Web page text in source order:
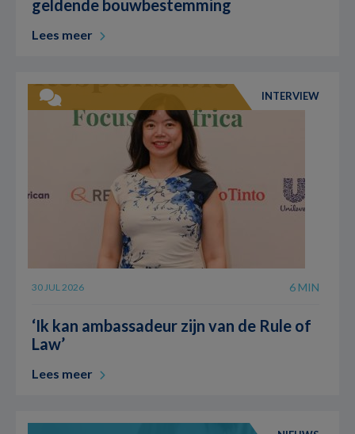
geldende bouwbestemming
Lees meer
INTERVIEW
30 JUL 2026 6 MIN
‘Ik kan ambassadeur zijn van de Rule of
Law’
Lees meer